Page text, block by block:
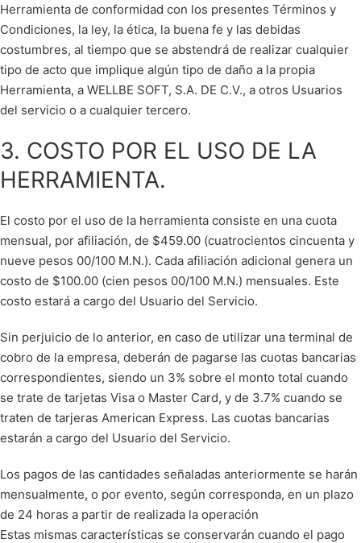
Herramienta de conformidad con los presentes Términos y
Condiciones, la ley, la ética, la buena fe y las debidas
costumbres, al tiempo que se abstendrá de realizar cualquier
tipo de acto que implique algún tipo de daño a la propia
Herramienta, a WELLBE SOFT, S.A. DE C.V., a otros Usuarios
del servicio o a cualquier tercero.
3. COSTO POR EL USO DE LA
HERRAMIENTA.
El costo por el uso de la herramienta consiste en una cuota
mensual, por afiliación, de $459.00 (cuatrocientos cincuenta y
nueve pesos 00/100 M.N.). Cada afiliación adicional genera un
costo de $100.00 (cien pesos 00/100 M.N.) mensuales. Este
costo estará a cargo del Usuario del Servicio.
Sin perjuicio de lo anterior, en caso de utilizar una terminal de
cobro de la empresa, deberán de pagarse las cuotas bancarias
correspondientes, siendo un 3% sobre el monto total cuando
se trate de tarjetas Visa o Master Card, y de 3.7% cuando se
traten de tarjeras American Express. Las cuotas bancarias
estarán a cargo del Usuario del Servicio.
Los pagos de las cantidades señaladas anteriormente se harán
mensualmente, o por evento, según corresponda, en un plazo
de 24 horas a partir de realizada la operación
Estas mismas características se conservarán cuando el pago